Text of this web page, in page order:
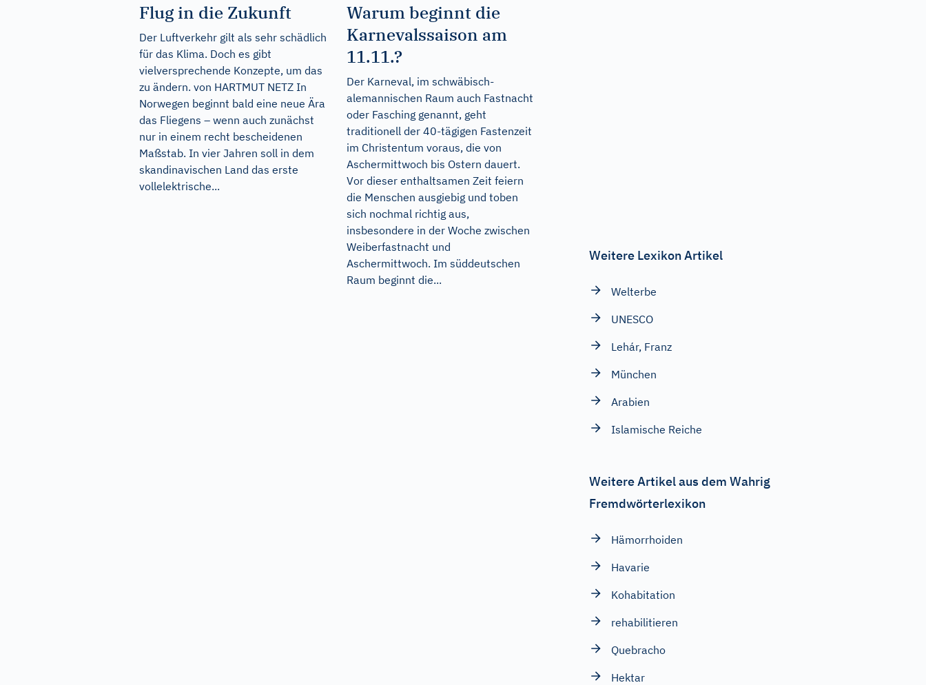
Flug in die Zukunft
Der Luftverkehr gilt als sehr schädlich
für das Klima. Doch es gibt
vielversprechende Konzepte, um das
zu ändern. von HARTMUT NETZ In
Norwegen beginnt bald eine neue Ära
das Fliegens – wenn auch zunächst
nur in einem recht bescheidenen
Maßstab. In vier Jahren soll in dem
skandinavischen Land das erste
vollelektrische...
Warum beginnt die
Karnevalssaison am
11.11.?
Der Karneval, im schwäbisch-
alemannischen Raum auch Fastnacht
oder Fasching genannt, geht
traditionell der 40-tägigen Fastenzeit
im Christentum voraus, die von
Aschermittwoch bis Ostern dauert.
Vor dieser enthaltsamen Zeit feiern
die Menschen ausgiebig und toben
sich nochmal richtig aus,
insbesondere in der Woche zwischen
Weiberfastnacht und
Aschermittwoch. Im süddeutschen
Raum beginnt die...
Weitere Lexikon Artikel
Welterbe
UNESCO
Lehár, Franz
München
Arabien
Islamische Reiche
Weitere Artikel aus dem Wahrig
Fremdwörterlexikon
Hämorrhoiden
Havarie
Kohabitation
rehabilitieren
Quebracho
Hektar